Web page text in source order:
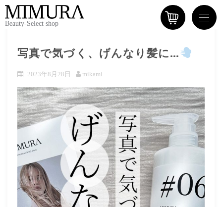
Beauty-Select shop
写真で気づく、げんなり髪に…
2023年8月28日 mikami